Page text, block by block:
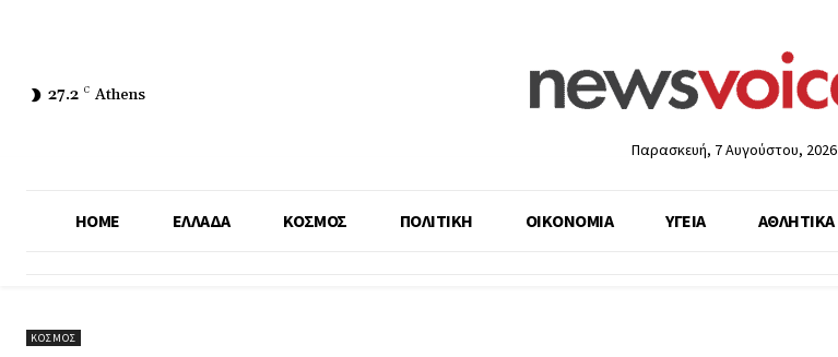
27.2 C Athens
Παρασκευή, 7 Αυγούστου, 2026
HOME ΕΛΛΑΔΑ ΚΟΣΜΟΣ ΠΟΛΙΤΙΚΗ ΟΙΚΟΝΟΜΙΑ ΥΓΕΙΑ ΑΘΛΗΤΙΚΑ
ΚΟΣΜΟΣ